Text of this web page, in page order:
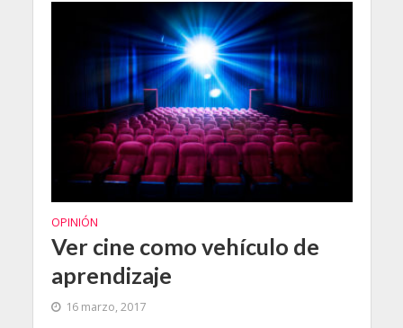
OPINIÓN
Ver cine como vehículo de
aprendizaje
16 marzo, 2017